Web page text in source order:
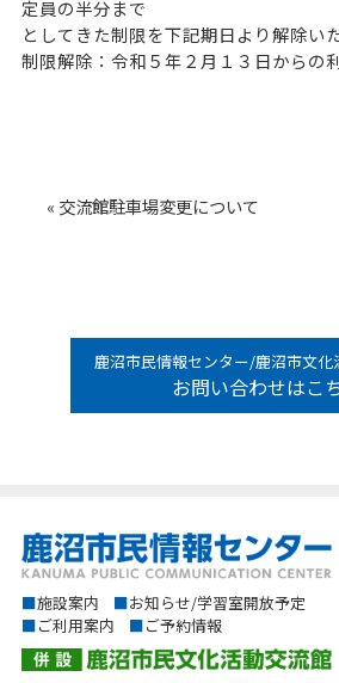
定員の半分まで
としてきた制限を下記期日より解除い
制限解除：令和５年２月１３日からの
« 交流館駐車場変更について
鹿沼市民情報センター/鹿沼市文化
お問い合わせはこ
■施設案内 ■お知らせ/学習室開放予定
■ご利用案内 ■ご予約情報